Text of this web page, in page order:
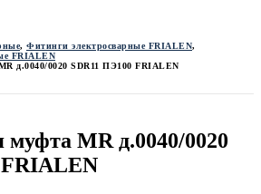
, Фитинги электросварные FRIALEN,
FRIALEN
д.0040/0020 SDR11 ПЭ100 FRIALEN
муфта MR д.0040/0020